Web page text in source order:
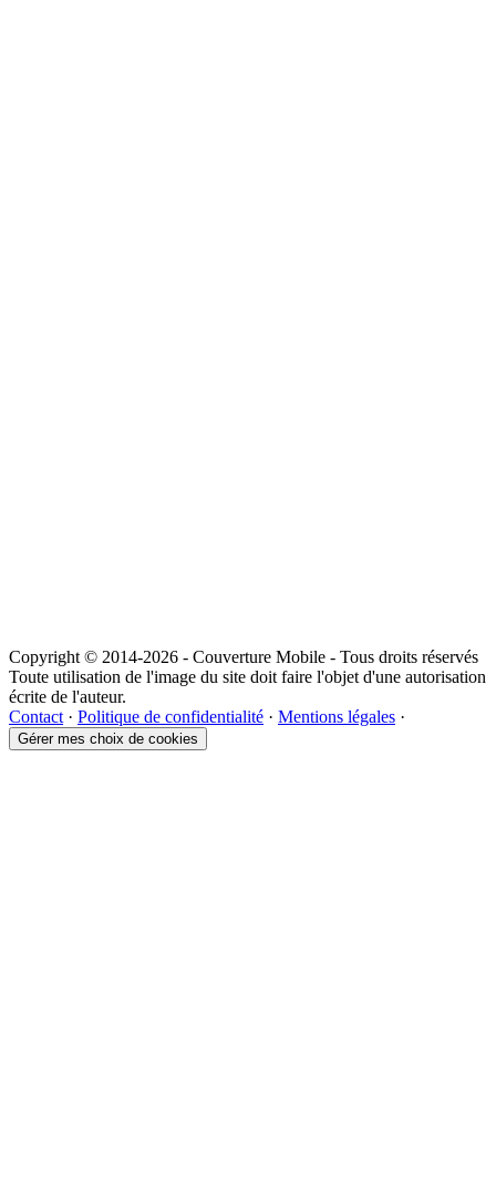
Copyright © 2014-2026 - Couverture Mobile - Tous droits réservés
Toute utilisation de l'image du site doit faire l'objet d'une autorisation
écrite de l'auteur.
Contact · Politique de confidentialité · Mentions légales ·
Gérer mes choix de cookies